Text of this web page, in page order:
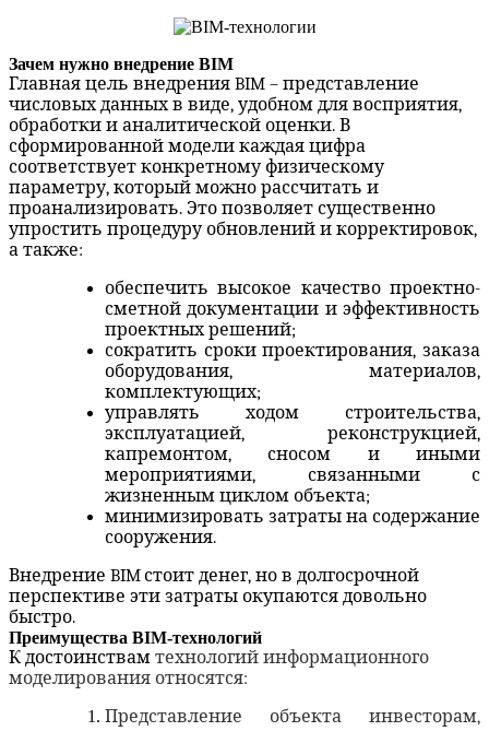
Зачем нужно внедрение BIM
Главная цель внедрения BIM – представление
числовых данных в виде, удобном для восприятия,
обработки и аналитической оценки. В
сформированной модели каждая цифра
соответствует конкретному физическому
параметру, который можно рассчитать и
проанализировать. Это позволяет существенно
упростить процедуру обновлений и корректировок,
а также:
обеспечить высокое качество проектно-
сметной документации и эффективность
проектных решений;
сократить сроки проектирования, заказа
оборудования, материалов,
комплектующих;
управлять ходом строительства,
эксплуатацией, реконструкцией,
капремонтом, сносом и иными
мероприятиями, связанными с
жизненным циклом объекта;
минимизировать затраты на содержание
сооружения.
Внедрение BIMстоит денег, но в долгосрочной
перспективе эти затраты окупаются довольно
быстро.
Преимущества BIM-технологий
К достоинствам технологий информационного
моделирования относятся:
Представление объекта инвесторам,